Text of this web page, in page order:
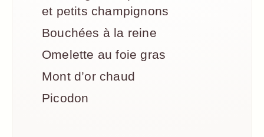
et petits champignons
Bouchées à la reine
Omelette au foie gras
Mont d’or chaud
Picodon